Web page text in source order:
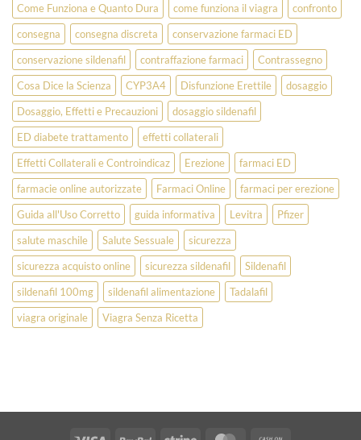
Come Funziona e Quanto Dura
come funziona il viagra
confronto
consegna
consegna discreta
conservazione farmaci ED
conservazione sildenafil
contraffazione farmaci
Contrassegno
Cosa Dice la Scienza
CYP3A4 Disfunzione Erettile
dosaggio
Dosaggio, Effetti e Precauzioni
dosaggio sildenafil
ED diabete trattamento
effetti collaterali
Effetti Collaterali e Controindicaz
Erezione
farmaci ED
farmacie online autorizzate
Farmaci Online
farmaci per erezione
Guida all'Uso Corretto
guida informativa Levitra
Pfizer
salute maschile
Salute Sessuale
sicurezza
sicurezza acquisto online
sicurezza sildenafil
Sildenafil
sildenafil 100mg
sildenafil alimentazione
Tadalafil
viagra originale
Viagra Senza Ricetta